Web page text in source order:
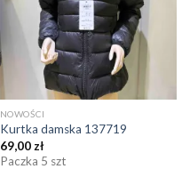
NOWOŚCI
Kurtka damska 137719
69,00 zł
Paczka 5 szt